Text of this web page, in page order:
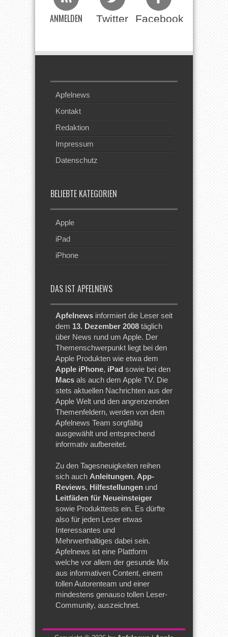
ANMELDEN Twitter Facebook
Apfelnews
Kontakt
Redaktion
Impressum
Datenschutz
BELIEBTE KATEGORIEN
Apple
iPad
iPhone
DAS IST APFELNEWS
Apfelnews informiert die Leser seit
dem 13. Dezember 2008 täglich
über News rund um Apple. Der
Themenschwerpunkt liegt bei den
Apple Produkten wie etwa dem
Apple iPhone, iPad sowie bei den
Macs als auch dem Apple TV. Die
stets aktuellen Nachrichten aus der
Apple Welt und den angrenzenden
Themenfeldern, werden von dem
Apfelnews Team sorgfältig
ausgewählt und entsprechend
informativ aufbereitet.
Zu den Tagesneuigkeiten reihen
sich auch Anleitungen, App-
Reviews, Hilfestellungen und
Leitfäden für Neueinsteiger
sowie Produkttests ein. Es dürfte
also für jeden Leser etwas
Interessantes und
Mehrwerthaltiges dabei sein.
Apfelnews ist eine Plattform
welche vor allem der gesunde Mix
aus informativen Content, einem
tollen Autorenteam und einer
mindestens genauso tollen Leser-
Community, auszeichnet.